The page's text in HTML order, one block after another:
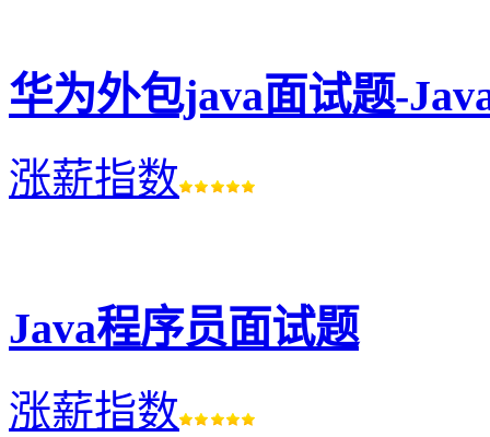
华为外包java面试题-
涨薪指数
Java程序员面试题
涨薪指数